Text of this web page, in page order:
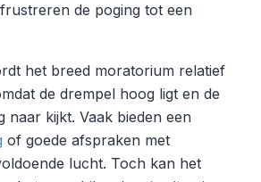
de poging tot een
het breed moratorium relatief
de drempel hoog ligt en de
naar kijkt. Vaak bieden een
of goede afspraken met
lucht. Toch kan het